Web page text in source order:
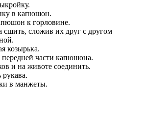
в капюшон.
к горловине.
сшить, сложив их друг с другом
козырька.
части капюшона.
и на животе соединить.
в манжеты.